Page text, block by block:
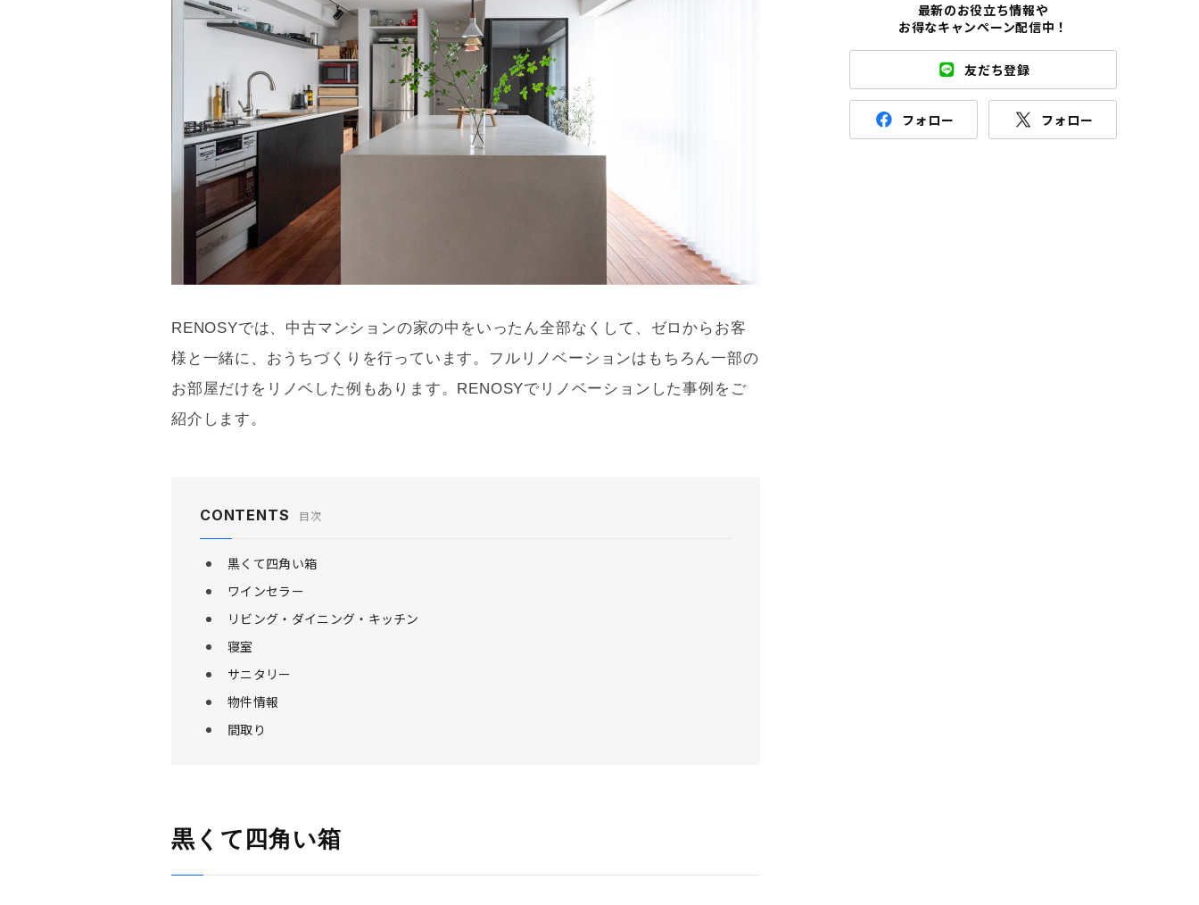
RENOSYでは、中古マンションの家の中をいったん全部なくして、ゼロからお客
様と一緒に、おうちづくりを行っています。フル リノベーションはもちろん一部の
お部屋だけをリノベした例もあります。RENOSYで リノベーション した事例をご
紹介します。
CONTENTS 目次
黒くて四角い箱
ワインセラー
リビング・ダイニング・キッチン
寝室
サニタリー
物件情報
間取り
黒くて四角い箱
最新のお役立ち情報や
お得なキャンペーン配信中！
友だち登録
フォロー フォロー